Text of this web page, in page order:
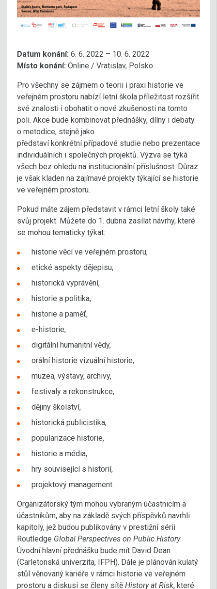
Datum konání: 6. 6. 2022 – 10. 6. 2022
Místo konání: Online / Vratislav, Polsko
Pro všechny se zájmem o teorii i praxi historie ve
veřejném prostoru nabízí letní škola příležitost rozšířit
své znalosti i obohatit o nové zkušenosti na tomto
poli. Akce bude kombinovat přednášky, dílny i debaty
o metodice, stejně jako
představí konkrétní případové studie nebo prezentace
individuálních i společných projektů. Výzva se týká
všech bez ohledu na institucionální příslušnost. Důraz
je však kladen na zajímavé projekty týkající se historie
ve veřejném prostoru.
Pokud máte zájem představit v rámci letní školy také
svůj projekt. Můžete do 1. dubna zasílat návrhy, které
se mohou tematicky týkat:
historie věcí ve veřejném prostoru,
etické aspekty dějepisu,
historická vyprávění,
historie a politika,
historie a paměť,
e-historie,
digitální humanitní vědy,
orální historie vizuální historie,
muzea, výstavy, archivy,
festivaly a rekonstrukce,
dějiny školství,
historická publicistika,
popularizace historie,
historie a média,
hry související s historií,
projektový management.
Organizátorský tým mohou vybraným účastnicím a
účastníkům, aby na základě svých příspěvků navrhli
kapitoly, jež budou publikovány v prestižní sérii
Routledge Global Perspectives on Public History.
Úvodní hlavní přednášku bude mít David Dean
(Carletonská univerzita, IFPH). Dále je plánován kulatý
stůl věnovaný kariéře v rámci historie ve veřejném
prostoru a diskusi se členy sítě History at Risk, které